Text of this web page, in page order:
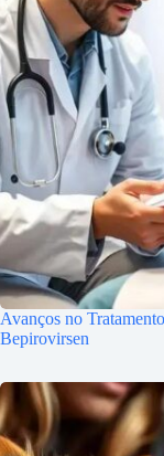
Avanços no
Bepirovirsen